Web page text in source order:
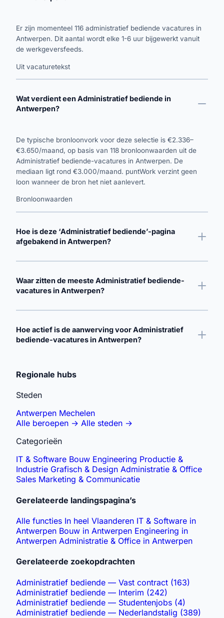
Er zijn momenteel 116 administratief bediende vacatures in
Antwerpen. Dit aantal wordt elke 1-6 uur bijgewerkt vanuit
de werkgeversfeeds.
Uit vacaturetekst
Wat verdient een Administratief bediende in
Antwerpen?
De typische bronloonvork voor deze selectie is €2.336–
€3.650/maand, op basis van 118 bronloonwaarden uit de
Administratief bediende-vacatures in Antwerpen. De
mediaan ligt rond €3.000/maand. puntWork verzint geen
loon wanneer de bron het niet aanlevert.
Bronloonwaarden
Hoe is deze ‘Administratief bediende’-pagina
afgebakend in Antwerpen?
Waar zitten de meeste Administratief bediende-
vacatures in Antwerpen?
Hoe actief is de aanwerving voor Administratief
bediende-vacatures in Antwerpen?
Gerelateerde zoekopdrachten verkennen
Regionale hubs
Steden
Antwerpen Mechelen
Alle beroepen → Alle steden →
Categorieën
IT & Software Bouw Engineering Productie &
Industrie Grafisch & Design Administratie & Office
Sales Marketing & Communicatie
Gerelateerde landingspagina’s
Alle functies In heel Vlaanderen IT & Software in
Antwerpen Bouw in Antwerpen Engineering in
Antwerpen Administratie & Office in Antwerpen
Gerelateerde zoekopdrachten
Administratief bediende — Vast contract (163)
Administratief bediende — Interim (242)
Administratief bediende — Studentenjobs (4)
Administratief bediende — Nederlandstalig (389)